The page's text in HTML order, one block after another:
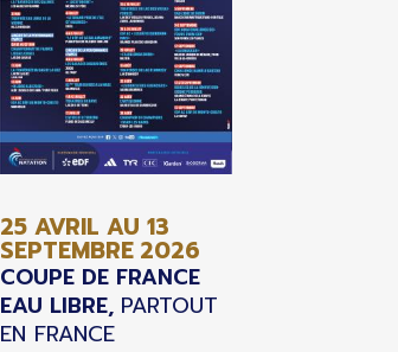
25 AVRIL AU 13
SEPTEMBRE 2026
COUPE DE FRANCE
EAU LIBRE, PARTOUT
EN FRANCE